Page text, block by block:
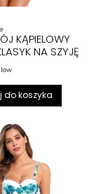
KĄPIELOWY
NA SZYJĘ
do koszyka